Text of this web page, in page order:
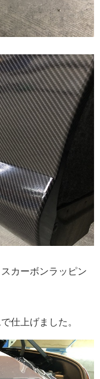
カーボンラッピン
仕上げました。